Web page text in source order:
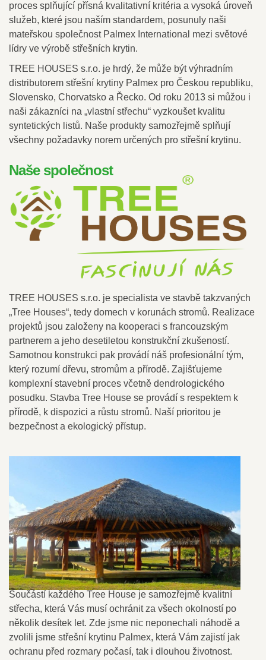
proces splňující přísná kvalitativní kritéria a vysoká úroveň
služeb, které jsou naším standardem, posunuly naši
mateřskou společnost Palmex International mezi světové
lídry ve výrobě střešních krytin.
TREE HOUSES s.r.o. je hrdý, že může být výhradním
distributorem střešní krytiny Palmex pro Českou republiku,
Slovensko, Chorvatsko a Řecko. Od roku 2013 si můžou i
naši zákazníci na „vlastní střechu“ vyzkoušet kvalitu
syntetických listů. Naše produkty samozřejmě splňují
všechny požadavky norem určených pro střešní krytinu.
Naše společnost
TREE HOUSES s.r.o. je specialista ve stavbě takzvaných
„Tree Houses“, tedy domech v korunách stromů. Realizace
projektů jsou založeny na kooperaci s francouzským
partnerem a jeho desetiletou konstrukční zkušeností.
Samotnou konstrukci pak provádí náš profesionální tým,
který rozumí dřevu, stromům a přírodě. Zajišťujeme
komplexní stavební proces včetně dendrologického
posudku. Stavba Tree House se provádí s respektem k
přírodě, k dispozici a růstu stromů. Naší prioritou je
bezpečnost a ekologický přístup.
Součástí každého Tree House je samozřejmě kvalitní
střecha, která Vás musí ochránit za všech okolností po
několik desítek let. Zde jsme nic neponechali náhodě a
zvolili jsme střešní krytinu Palmex, která Vám zajistí jak
ochranu před rozmary počasí, tak i dlouhou životnost.